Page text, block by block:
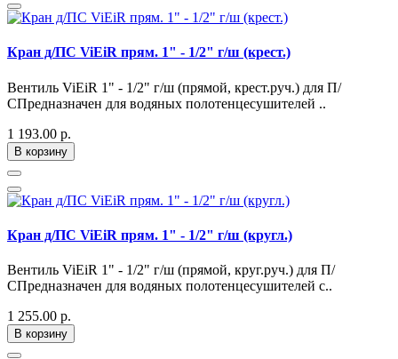
Кран д/ПС ViEiR прям. 1" - 1/2" г/ш (крест.)
Вентиль ViEiR 1" - 1/2" г/ш (прямой, крест.руч.) для П/
СПредназначен для водяных полотенцесушителей ..
1 193.00 р.
В корзину
Кран д/ПС ViEiR прям. 1" - 1/2" г/ш (кругл.)
Вентиль ViEiR 1" - 1/2" г/ш (прямой, круг.руч.) для П/
СПредназначен для водяных полотенцесушителей с..
1 255.00 р.
В корзину